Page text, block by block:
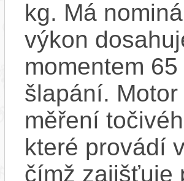
kg. Má
výkon
momentem
šlapání.
měření
které provádí
čímž zajišťuje